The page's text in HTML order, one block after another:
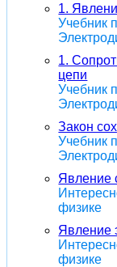
1.
Учебник
1.
цепи
Учебник
Закон
Учебник
Явление
физике
Явление
физике